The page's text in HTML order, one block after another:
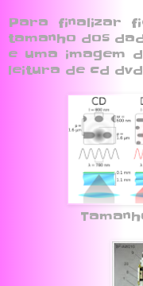
Para finalizar
tamanho dos
e uma imagem
leitura de cd